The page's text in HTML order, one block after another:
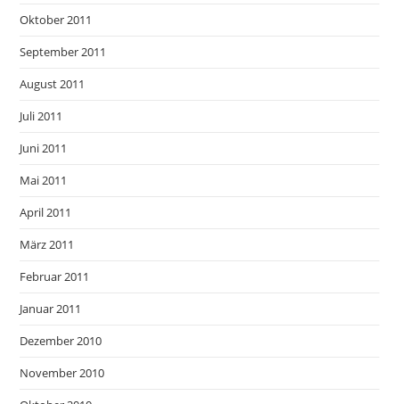
Oktober 2011
September 2011
August 2011
Juli 2011
Juni 2011
Mai 2011
April 2011
März 2011
Februar 2011
Januar 2011
Dezember 2010
November 2010